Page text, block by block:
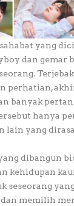
yang
dan gemar
perhatian,
banyak
hanya
lain yang
dibangun
kehidupan
seseorang
memilih